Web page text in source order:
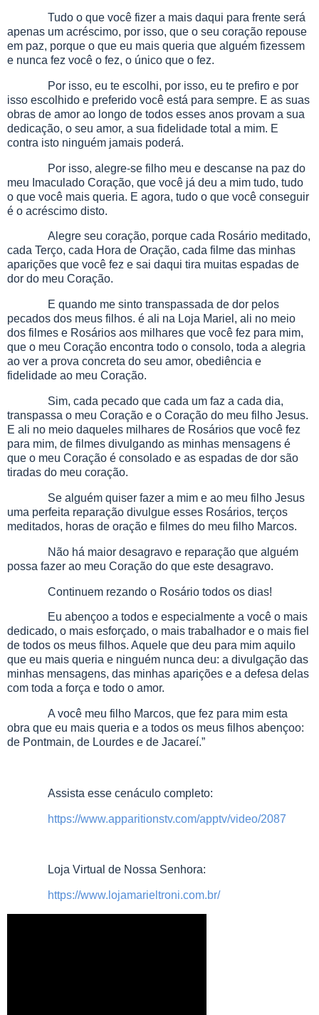
Tudo o que você fizer a mais daqui para frente será
apenas um acréscimo, por isso, que o seu coração repouse
em paz, porque o que eu mais queria que alguém fizessem
e nunca fez você o fez, o único que o fez.
Por isso, eu te escolhi, por isso, eu te prefiro e por
isso escolhido e preferido você está para sempre. E as suas
obras de amor ao longo de todos esses anos provam a sua
dedicação, o seu amor, a sua fidelidade total a mim. E
contra isto ninguém jamais poderá.
Por isso, alegre-se filho meu e descanse na paz do
meu Imaculado Coração, que você já deu a mim tudo, tudo
o que você mais queria. E agora, tudo o que você conseguir
é o acréscimo disto.
Alegre seu coração, porque cada Rosário meditado,
cada Terço, cada Hora de Oração, cada filme das minhas
aparições que você fez e sai daqui tira muitas espadas de
dor do meu Coração.
E quando me sinto transpassada de dor pelos
pecados dos meus filhos. é ali na Loja Mariel, ali no meio
dos filmes e Rosários aos milhares que você fez para mim,
que o meu Coração encontra todo o consolo, toda a alegria
ao ver a prova concreta do seu amor, obediência e
fidelidade ao meu Coração.
Sim, cada pecado que cada um faz a cada dia,
transpassa o meu Coração e o Coração do meu filho Jesus.
E ali no meio daqueles milhares de Rosários que você fez
para mim, de filmes divulgando as minhas mensagens é
que o meu Coração é consolado e as espadas de dor são
tiradas do meu coração.
Se alguém quiser fazer a mim e ao meu filho Jesus
uma perfeita reparação divulgue esses Rosários, terços
meditados, horas de oração e filmes do meu filho Marcos.
Não há maior desagravo e reparação que alguém
possa fazer ao meu Coração do que este desagravo.
Continuem rezando o Rosário todos os dias!
Eu abençoo a todos e especialmente a você o mais
dedicado, o mais esforçado, o mais trabalhador e o mais fiel
de todos os meus filhos. Aquele que deu para mim aquilo
que eu mais queria e ninguém nunca deu: a divulgação das
minhas mensagens, das minhas aparições e a defesa delas
com toda a força e todo o amor.
A você meu filho Marcos, que fez para mim esta
obra que eu mais queria e a todos os meus filhos abençoo:
de Pontmain, de Lourdes e de Jacareí.”
Assista esse cenáculo completo:
https://www.apparitionstv.com/apptv/video/2087
Loja Virtual de Nossa Senhora:
https://www.lojamarieltroni.com.br/